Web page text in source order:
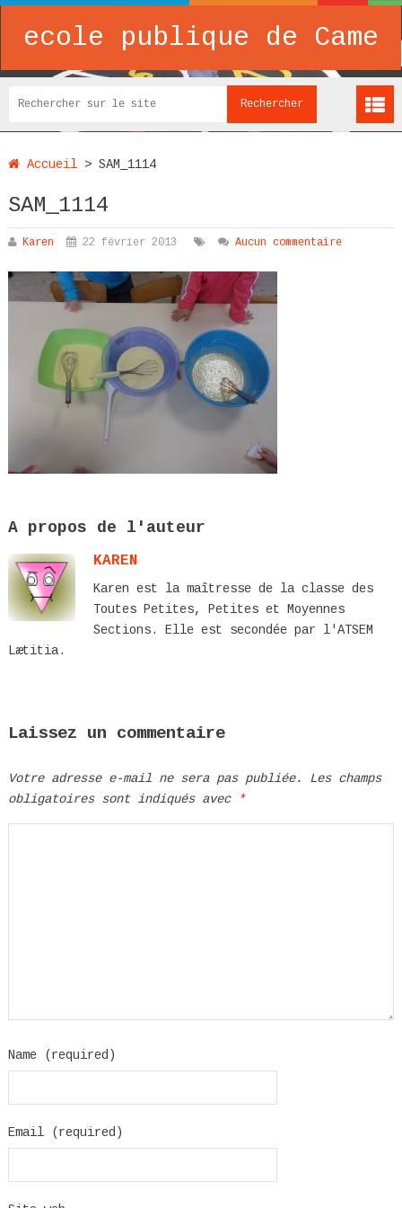
ecole publique de Came
Accueil> SAM_1114
SAM_1114
Karen 22 février 2013 Aucun commentaire
A propos de l'auteur
KAREN
Karen est la maîtresse de la classe des
Toutes Petites, Petites et Moyennes
Sections. Elle est secondée par l'ATSEM
Lætitia.
Laissez un commentaire
Votre adresse e-mail ne sera pas publiée.
Les champs
obligatoires sont indiqués avec
*
Name (required)
Email (required)